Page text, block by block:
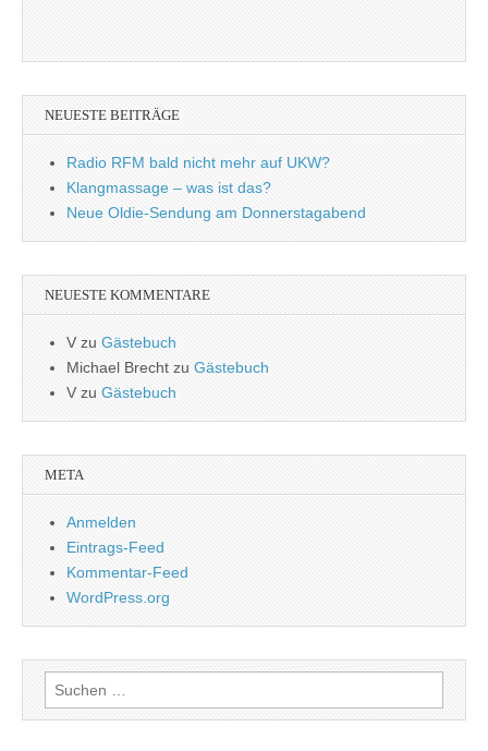
NEUESTE BEITRÄGE
Radio RFM bald nicht mehr auf UKW?
Klangmassage – was ist das?
Neue Oldie-Sendung am Donnerstagabend
NEUESTE KOMMENTARE
V zu Gästebuch
Michael Brecht zu Gästebuch
Vzu Gästebuch
META
Anmelden
Eintrags-Feed
Kommentar-Feed
WordPress.org
Suchen
nach: